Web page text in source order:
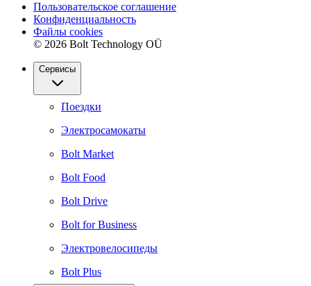
Пользовательское соглашение
Конфиденциальность
Файлы cookies
© 2026 Bolt Technology OÜ
Сервисы
Поездки
Электросамокаты
Bolt Market
Bolt Food
Bolt Drive
Bolt for Business
Электровелосипеды
Bolt Plus